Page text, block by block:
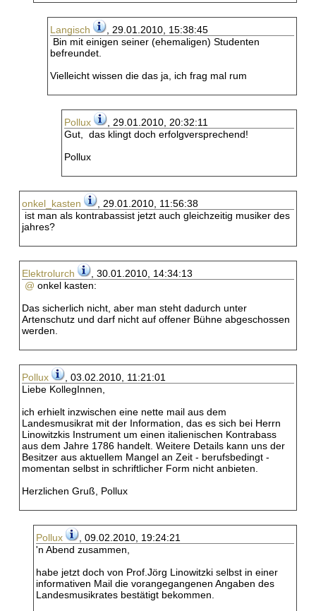
Langisch
, 29.01.2010, 15:38:45
Bin mit einigen seiner (ehemaligen) Studenten
befreundet.
Vielleicht wissen die das ja, ich frag mal rum
Pollux
, 29.01.2010, 20:32:11
Gut, das klingt doch erfolgversprechend!
Pollux
onkel_kasten
, 29.01.2010, 11:56:38
ist man als kontrabassist jetzt auch gleichzeitig musiker des
jahres?
Elektrolurch
, 30.01.2010, 14:34:13
@ onkel kasten:
Das sicherlich nicht, aber man steht dadurch unter
Artenschutz und darf nicht auf offener Bühne abgeschossen
werden.
Pollux
, 03.02.2010, 11:21:01
Liebe KollegInnen,
ich erhielt inzwischen eine nette mail aus dem
Landesmusikrat mit der Information, das es sich bei Herrn
Linowitzkis Instrument um einen italienischen Kontrabass
aus dem Jahre 1786 handelt. Weitere Details kann uns der
Besitzer aus aktuellem Mangel an Zeit - berufsbedingt -
momentan selbst in schriftlicher Form nicht anbieten.
Herzlichen Gruß, Pollux
Pollux
, 09.02.2010, 19:24:21
'n Abend zusammen,
habe jetzt doch von Prof.Jörg Linowitzki selbst in einer
informativen Mail die vorangegangenen Angaben des
Landesmusikrates bestätigt bekommen.